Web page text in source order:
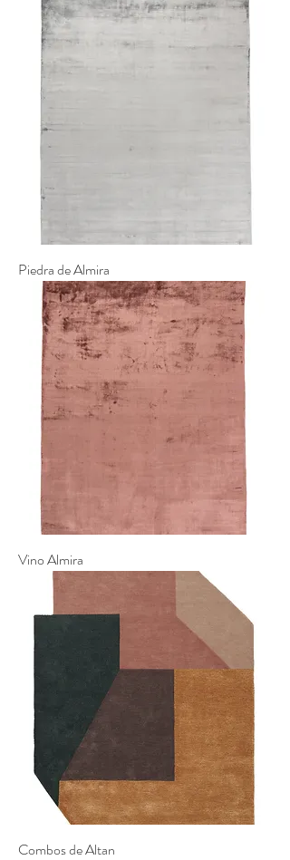
Piedra de Almira
Vino Almira
Combos de Altan